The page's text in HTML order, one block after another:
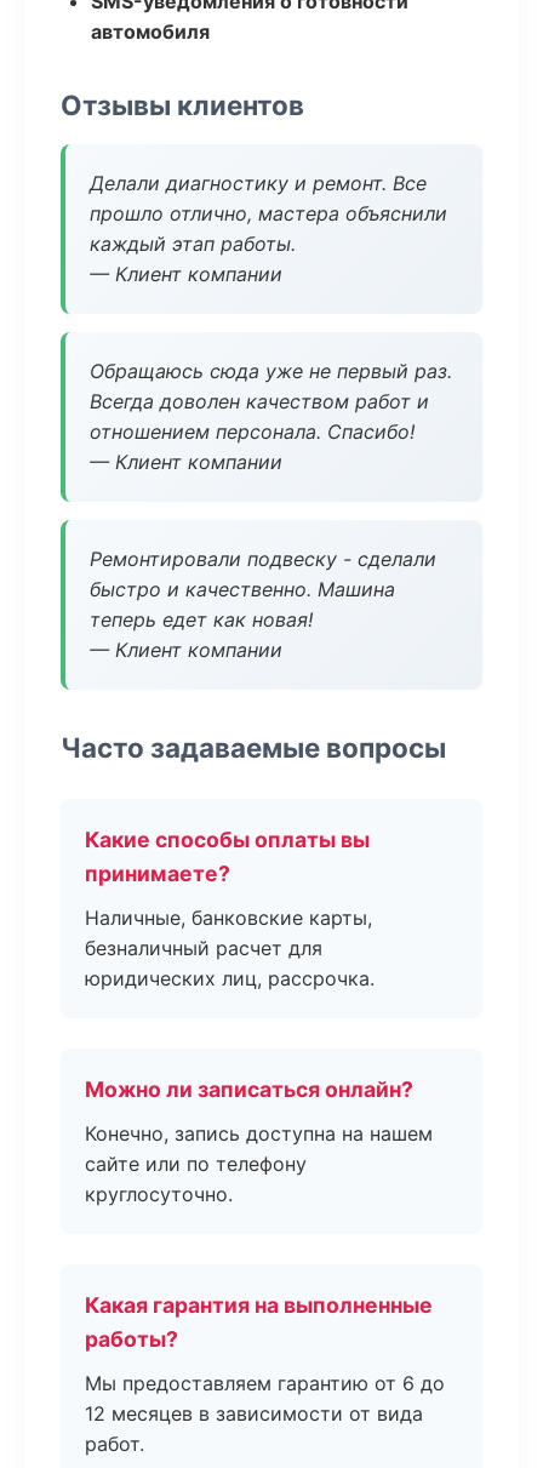
автомобиля
Отзывы клиентов
Делали диагностику и ремонт. Все
прошло отлично, мастера объяснили
каждый этап работы.
— Клиент компании
Обращаюсь сюда уже не первый раз.
Всегда доволен качеством работ и
отношением персонала. Спасибо!
— Клиент компании
Ремонтировали подвеску - сделали
быстро и качественно. Машина
теперь едет как новая!
— Клиент компании
Часто задаваемые вопросы
Какие способы оплаты вы
принимаете?
Наличные, банковские карты,
безналичный расчет для
юридических лиц, рассрочка.
Можно ли записаться онлайн?
Конечно, запись доступна на нашем
сайте или по телефону
круглосуточно.
Какая гарантия на выполненные
работы?
Мы предоставляем гарантию от 6 до
12 месяцев в зависимости от вида
работ.